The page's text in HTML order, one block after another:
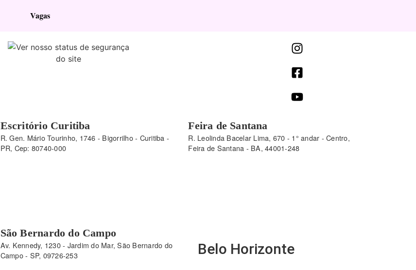
Vagas
Escritório Curitiba
R. Gen. Mário Tourinho, 1746 - Bigorrilho - Curitiba -
PR, Cep: 80740-000
Feira de Santana
R. Leolinda Bacelar Lima, 670 - 1° andar - Centro,
Feira de Santana - BA, 44001-248
São Bernardo do Campo
Av. Kennedy, 1230 - Jardim do Mar, São Bernardo do
Campo - SP, 09726-253
Belo Horizonte